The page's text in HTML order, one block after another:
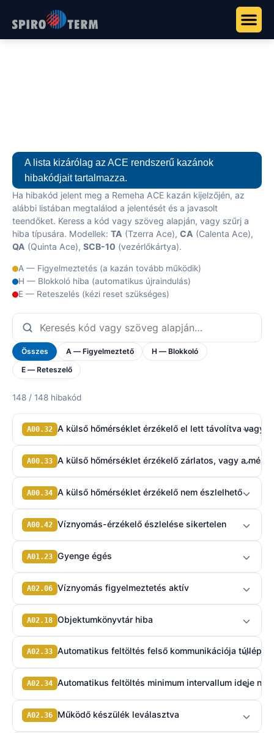
A lista kizárólag az ACE rendszerű kazánok
hibakódjait tartalmazza.
Ha hibakód jelent meg a Remeha ACE kazán kijelzőjén, az
alábbi listában megtalálod a jelentését és a javasolt
teendőket. Keress a kód vagy szöveg alapján, vagy szűrj a
hiba típusára. Modellek: TA (Tzerra Ace), CA (Calenta Ace),
QA (Quinta Ace), SCB-10 (vezérlőkártya).
A — Figyelmeztetés (a kazán tovább működik)
H — Blokkoló hiba (automatikus újraindulás)
E — Reteszelés (kézi reset szükséges)
Összes A — Figyelmeztető
H — Blokkoló
E — Reteszelő
148 / 148 hibakód
A00.32 A külső hőmérséklet érzékelő el lett távolítva vagy
A00.33 A külső hőmérséklet érzékelő zárlatos, vagy a mért
A00.34 A külső hőmérséklet érzékelő nem észlelhető
A00.42 Víznyomás-érzékelő észlelése sikertelen
A01.23 Gyenge égés
A02.06 Víznyomás figyelmeztetés aktív
A02.18 Objektumkönyvtár hiba
A02.33 Automatikus feltöltés felső kommunikációja
A02.34 Automatikus feltöltés minimum intervallum ideje
A02.36 Működő készülék leválasztva